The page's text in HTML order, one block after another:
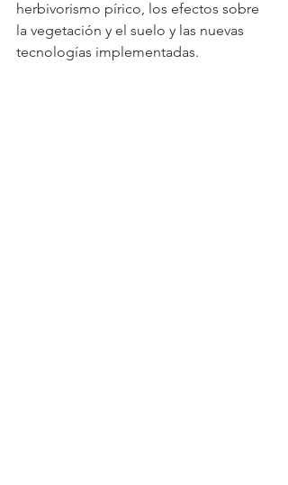
herbivorismo pírico, los efectos sobre
la vegetación y el suelo y las nuevas
tecnologías implementadas.